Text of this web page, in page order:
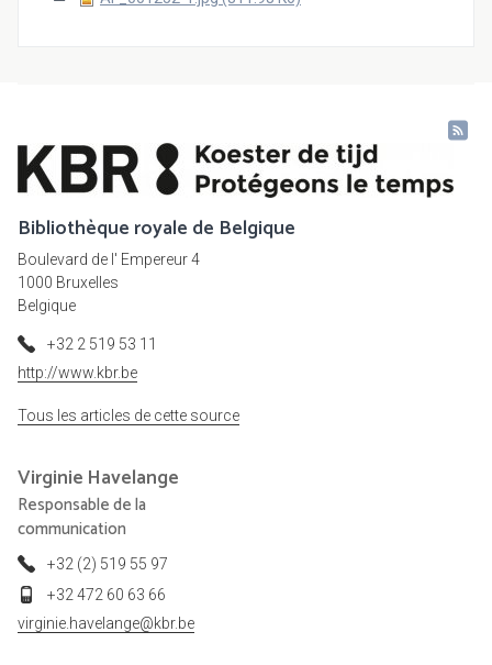
Bibliothèque royale de Belgique
Boulevard de l' Empereur 4
1000 Bruxelles
Belgique
+32 2 519 53 11
http://www.kbr.be
Tous les articles de cette source
Virginie Havelange
Responsable de la
communication
+32 (2) 519 55 97
+32 472 60 63 66
virginie.havelange@kbr.be